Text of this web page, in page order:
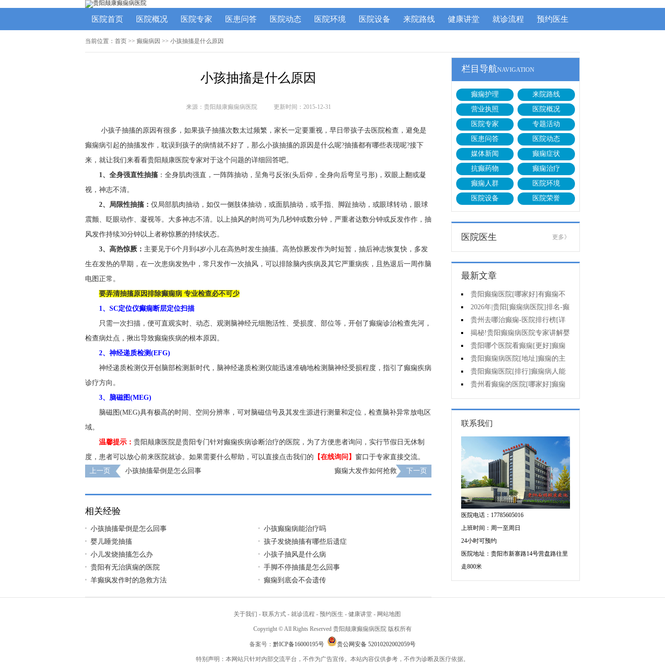
医院首页 医院概况 医院专家 医患问答 医院动态 医院环境 医院设备 来院路线 健康讲堂 就诊流程 预约医生
当前位置： 首页 >> 癫痫病因 >> 小孩抽搐是什么原因
小孩抽搐是什么原因
来源：贵阳颠康癫痫病医院 更新时间：2015-12-31
小孩子抽搐的原因有很多，如果孩子抽搐次数太过频繁，家长一定要重视，早日带孩子去医院检查，避免是
癫痫病引起的抽搐发作，耽误到孩子的病情就不好了，那么小孩抽搐的原因是什么呢?抽搐都有哪些表现呢?接下
来，就让我们来看看贵阳颠康医院专家对于这个问题的详细回答吧。
1、全身强直性抽搐：全身肌肉强直，一阵阵抽动，呈角弓反张(头后仰，全身向后弯呈弓形)，双眼上翻或凝
视，神志不清。
2、局限性抽搐： 仅局部肌肉抽动，如仅一侧肢体抽动，或面肌抽动，或手指、脚趾抽动，或眼球转动，眼球
震颤、眨眼动作、凝视等。大多神志不清。以上抽风的时尚可为几秒钟或数分钟，严重者达数分钟或反发作作，抽
风发作持续30分钟以上者称惊厥的持续状态。
3、高热惊厥： 主要见于6个月到4岁小儿在高热时发生抽搐。高热惊厥发作为时短暂，抽后神志恢复快，多发
生在发热的早期，在一次患病发热中，常只发作一次抽风，可以排除脑内疾病及其它严重病疾，且热退后一周作脑
电图正常。
要弄清抽搐原因排除癫痫病 专业检查必不可少
1、SC定位仪癫痫断层定位扫描
只需一次扫描，便可直观实时、动态、观测脑神经元细胞活性、受损度、部位等，开创了癫痫诊治检查先河，
检查病灶点，揪出导致癫痫疾病的根本原因。
2、神经递质检测(EFG)
神经递质检测仪开创脑部检测新时代，脑神经递质检测仪能迅速准确地检测脑神经受损程度，指引了癫痫疾病
诊疗方向。
3、脑磁图(MEG)
脑磁图(MEG)具有极高的时间、空间分辨率，可对脑磁信号及其发生源进行测量和定位，检查脑补异常放电区
域。
温馨提示： 贵阳颠康医院是贵阳专门针对癫痫疾病诊断治疗的医院，为了方便患者询问，实行节假日无休制
度，患者可以放心前来医院就诊。如果需要什么帮助，可以直接点击我们的 【在线询问】 窗口于专家直接交流。
上一页
小孩抽搐晕倒是怎么回事 癫痫大发作如何抢救 下一页
相关经验
小孩抽搐晕倒是怎么回事
小孩癫痫病能治疗吗
婴儿睡觉抽搐
孩子发烧抽搐有哪些后遗症
小儿发烧抽搐怎么办
小孩子抽风是什么病
贵阳有无治瘨痫的医院
手脚不停抽搐是怎么回事
羊癫疯发作时的急救方法
癫痫到底会不会遗传
栏目导航NAVIGATION
癫痫护理
来院路线
营业执照
医院概况
医院专家
专题活动
医患问答
医院动态
媒体新闻
癫痫症状
抗癫药物
癫痫治疗
癫痫人群
医院环境
医院设备
医院荣誉
医院医生 更多》
最新文章
贵阳癫痫医院[哪家好]有癫痫不
能吃什么?
2026年|贵阳[癫痫病医院]排名-癫
痫病人检查对身体有影响吗?
贵州去哪治癫痫-医院排行榜[详
细排名]癫痫会导致病人精神失常
吗?
揭秘!贵阳癫痫病医院专家讲解婴
儿为什么会得癫痫呢
贵阳哪个医院看癫痫[更好]癫痫
发作有什么症状表现?
贵阳癫痫病医院[地址]癫痫的主
要症状是什么?
贵阳癫痫医院[排行]癫痫病人能
熬夜吗?
贵州看癫痫的医院[哪家好]癫痫
的三大类原因?
联系我们
医院电话：17785605016
上班时间：周一至周日
24小时可预约
医院地址：贵阳市新寨路14号营盘路往里
走800米
关于我们 - 联系方式 - 就诊流程 - 预约医生 - 健康讲堂 - 网站地图
Copyright © All Rights Reserved 贵阳颠康癫痫病医院 版权所有
备案号： 黔ICP备16000195号 贵公网安备 52010202002059号
特别声明：本网站只针对内部交流平台，不作为广告宣传。本站内容仅供参考，不作为诊断及医疗依据。